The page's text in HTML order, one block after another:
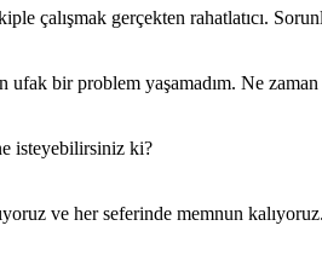
çalışmak gerçekten rahatlatıcı.
ufak bir problem yaşamadım. Ne
isteyebilirsiniz ki?
ve her seferinde memnun kalıyoruz.